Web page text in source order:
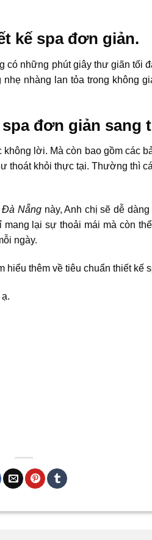
kế spa đơn giản.
có những phút giây thư giãn tối
nhàng lan tỏa trong không
đơn giản sang
lời. Mà còn bao gồm các
thoát khỏi thực tại. Thường thì
Đà Nẵng này, Anh chị sẽ dễ
lại sự thoải mái mà còn
ngày.
hiểu thêm về tiêu chuẩn thiết kế